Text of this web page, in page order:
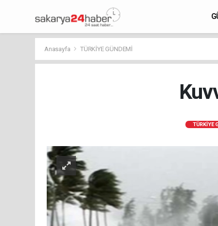
Anasayfa TÜRKİYE GÜNDEMİ
TÜRKİYE